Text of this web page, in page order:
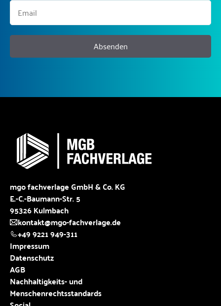
Absenden
mgo fachverlage GmbH & Co. KG
E.-C.-Baumann-Str. 5
95326 Kulmbach
kontakt@mgo-fachverlage.de
+49 9221 949-311
Impressum
Datenschutz
AGB
Nachhaltigkeits- und
Menschenrechtsstandards